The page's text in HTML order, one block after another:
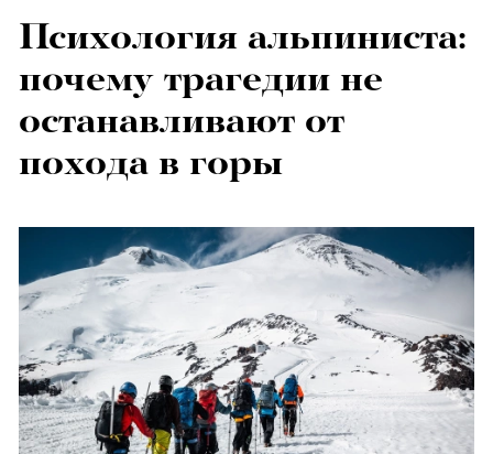
Психология альпиниста:
почему трагедии не
останавливают от
похода в горы